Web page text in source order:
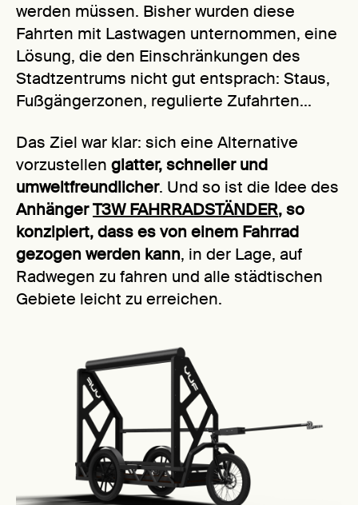
werden müssen. Bisher wurden diese
Fahrten mit Lastwagen unternommen, eine
Lösung, die den Einschränkungen des
Stadtzentrums nicht gut entsprach: Staus,
Fußgängerzonen, regulierte Zufahrten...
Das Ziel war klar: sich eine Alternative
vorzustellen glatter, schneller und
umweltfreundlicher. Und so ist die Idee des
AnhängerT3W FAHRRADSTÄNDER, so
konzipiert, dass es von einem Fahrrad
gezogen werden kann, in der Lage, auf
Radwegen zu fahren und alle städtischen
Gebiete leicht zu erreichen.